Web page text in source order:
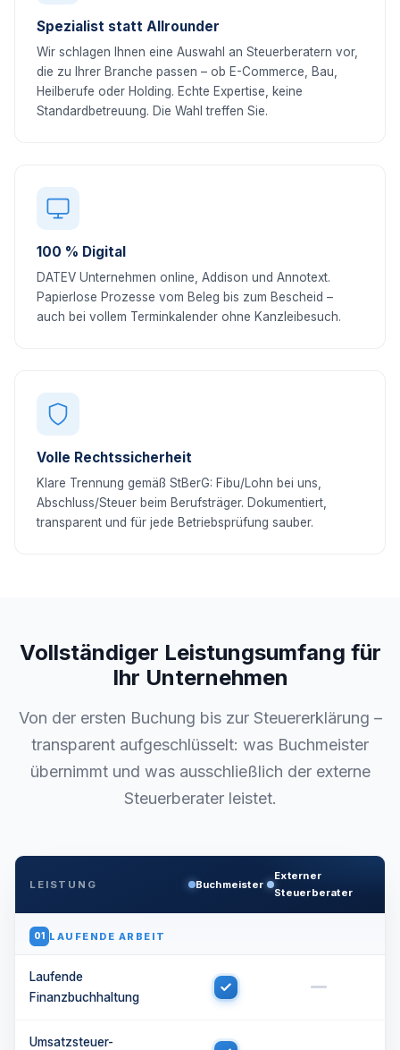
Spezialist statt Allrounder
Wir schlagen Ihnen eine Auswahl an Steuerberatern vor,
die zu Ihrer Branche passen – ob E-Commerce, Bau,
Heilberufe oder Holding. Echte Expertise, keine
Standardbetreuung. Die Wahl treffen Sie.
100 % Digital
DATEV Unternehmen online, Addison und Annotext.
Papierlose Prozesse vom Beleg bis zum Bescheid –
auch bei vollem Terminkalender ohne Kanzleibesuch.
Volle Rechtssicherheit
Klare Trennung gemäß StBerG: Fibu/Lohn bei uns,
Abschluss/Steuer beim Berufsträger. Dokumentiert,
transparent und für jede Betriebsprüfung sauber.
Vollständiger Leistungsumfang für
Ihr Unternehmen
Von der ersten Buchung bis zur Steuererklärung –
transparent aufgeschlüsselt: was Buchmeister
übernimmt und was ausschließlich der externe
Steuerberater leistet.
LEISTUNG Buchmeister
Externer
Steuerberater
01 LAUFENDE ARBEIT
Laufende
Finanzbuchhaltung
Umsatzsteuer-